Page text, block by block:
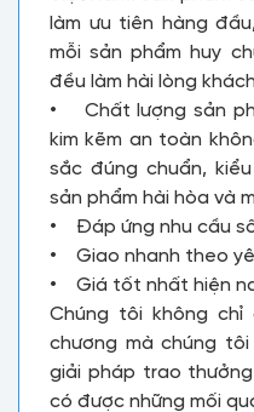
làm ưu tiên hàng
mỗi sản phẩm huy
đều làm hài lòng
• Chất lượng sản
kim kẽm an toàn
sắc đúng chuẩn,
sản phẩm hài hòa và
• Đáp ứng nhu cầu
• Giao nhanh theo
• Giá tốt nhất hiện
Chúng tôi không
chương mà chúng
giải pháp trao
có được những mối